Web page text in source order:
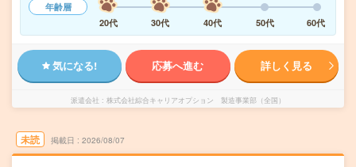
年齢層
20代
30代 40代 50代 60代
気になる! 応募へ進む 詳しく見る
派遣会社 株式会社綜合キャリアオプション 製造事業部（全国）
未読 掲載日 2026/08/07